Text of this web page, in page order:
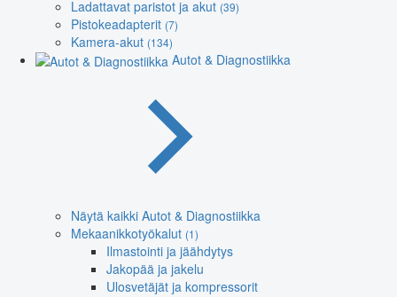
Ladattavat paristot ja akut (39)
Pistokeadapterit (7)
Kamera-akut (134)
Autot & Diagnostiikka
Näytä kaikki Autot & Diagnostiikka
Mekaanikkotyökalut (1)
Ilmastointi ja jäähdytys
Jakopää ja jakelu
Ulosvetäjät ja kompressorit